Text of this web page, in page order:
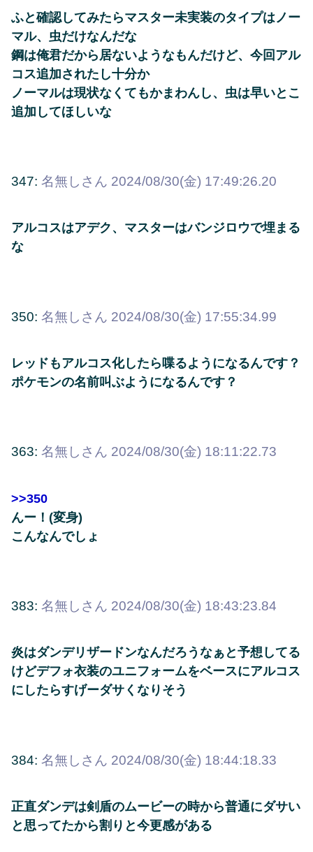
ふと確認してみたらマスター未実装のタイプはノー
マル、虫だけなんだな
鋼は俺君だから居ないようなもんだけど、今回アル
コス追加されたし十分か
ノーマルは現状なくてもかまわんし、虫は早いとこ
追加してほしいな
347: 名無しさん 2024/08/30(金) 17:49:26.20
アルコスはアデク、マスターはバンジロウで埋まる
な
350: 名無しさん 2024/08/30(金) 17:55:34.99
レッドもアルコス化したら喋るようになるんです？
ポケモンの名前叫ぶようになるんです？
363: 名無しさん 2024/08/30(金) 18:11:22.73
>>350
んー！(変身)
こんなんでしょ
383: 名無しさん 2024/08/30(金) 18:43:23.84
炎はダンデリザードンなんだろうなぁと予想してる
けどデフォ衣装のユニフォームをベースにアルコス
にしたらすげーダサくなりそう
384: 名無しさん 2024/08/30(金) 18:44:18.33
正直ダンデは剣盾のムービーの時から普通にダサい
と思ってたから割りと今更感がある